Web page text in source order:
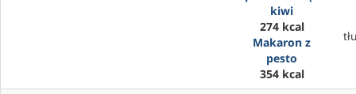
kiwi
274 kcal
Makaron z
pesto
354 kcal